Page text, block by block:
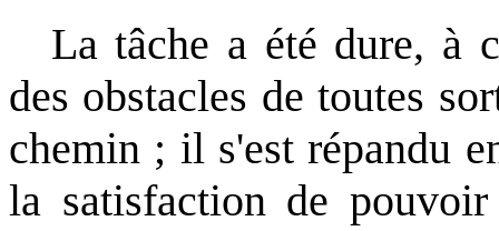
La tâche a été dure, à
des obstacles de toutes
chemin ; il s'est répandu
la satisfaction de